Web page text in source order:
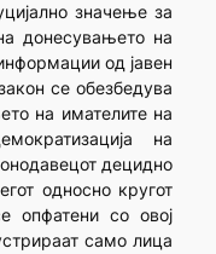
значење за
донесувањето на
од јавен
се обезбедува
на имателите на
на
децидно
односно кругот
опфатени со овој
само лица